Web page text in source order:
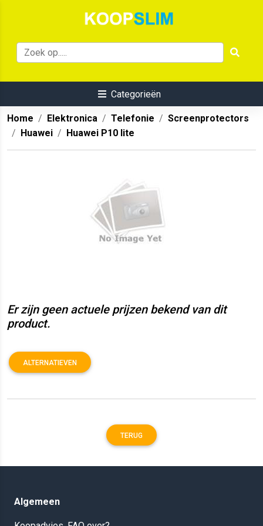
Categorieën
Home Elektronica Telefonie
Screenprotectors
Huawei
Huawei P10 lite
Er zijn geen actuele prijzen bekend van dit
product.
ALTERNATIEVEN
TERUG
Algemeen